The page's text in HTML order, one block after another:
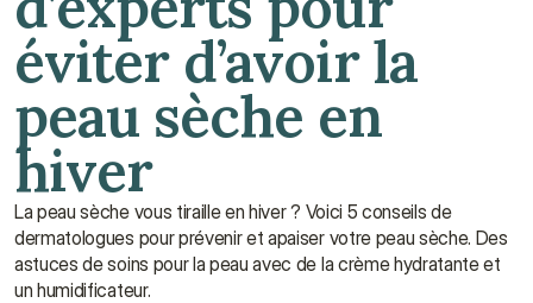
éviter d’avoir la
peau sèche en
hiver
La peau sèche vous tiraille en hiver ? Voici 5 conseils de
dermatologues pour prévenir et apaiser votre peau sèche. Des
astuces de soins pour la peau avec de la crème hydratante et
un humidificateur.